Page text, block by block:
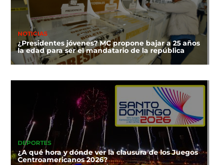
NOTICIAS
¿Presidentes jóvenes? MC propone bajar a 25 años
la edad para ser el mandatario de la república
DEPORTES
¿A qué hora y dónde ver la clausura de los Juegos
Centroamericanos 2026?